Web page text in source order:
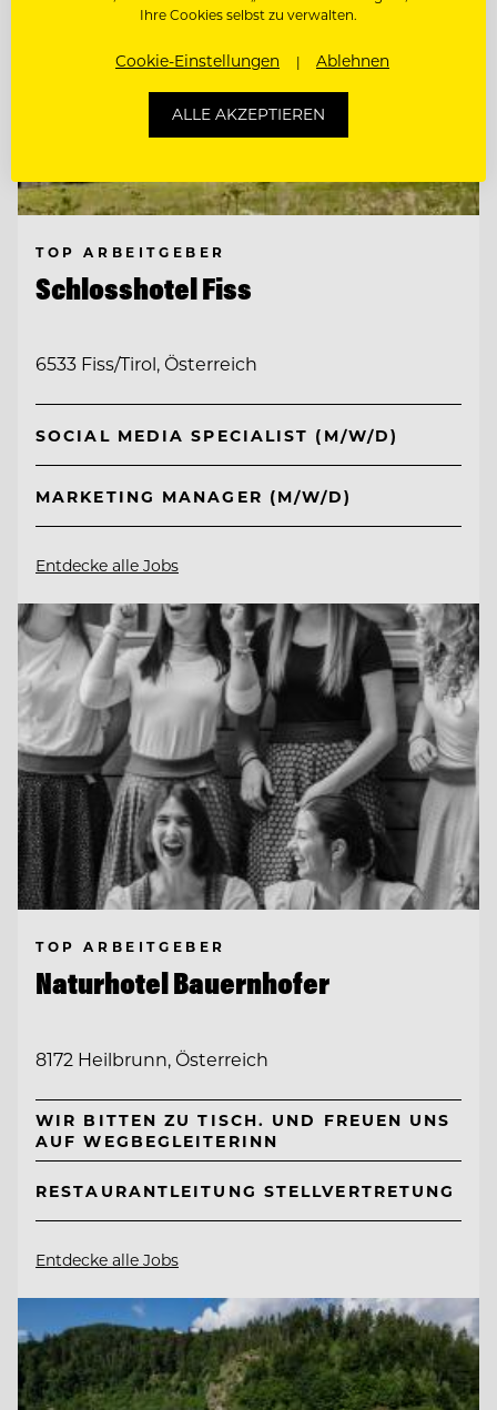
TOP ARBEITGEBER
Schlosshotel Fiss
6533 Fiss/Tirol, Österreich
SOCIAL MEDIA SPECIALIST (M/W/D)
MARKETING MANAGER (M/W/D)
Entdecke alle Jobs
TOP ARBEITGEBER
Naturhotel Bauernhofer
8172 Heilbrunn, Österreich
WIR BITTEN ZU TISCH. UND FREUEN UNS
AUF WEGBEGLEITERINN
RESTAURANTLEITUNG STELLVERTRETUNG
Entdecke alle Jobs
Ihre Cookies selbst zu verwalten.
Cookie-Einstellungen Ablehnen
ALLE AKZEPTIEREN